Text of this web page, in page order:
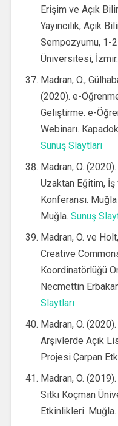
Erişim ve Açık
Yayıncılık, Açık
Sempozyumu, 1-
Üniversitesi, İzmir.
Madran, O.,
(2020). e-
Geliştirme. e-
Webinarı.
Sunuş Slaytları
Madran, O.
Uzaktan Eğitim,
Konferansı.
Muğla. Sunuş
Madran, O. ve
Creative
Koordinatörlüğü
Necmettin
Slaytları
Madran, O.
Arşivlerde Açık
Projesi Çarpan
Madran, O.
Sıtkı Koçman
Etkinlikleri. Muğla.